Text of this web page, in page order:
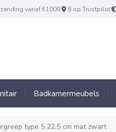
vanaf €1000 8 op Trustpilot
Badkamermeubels
type 5 22,5 cm mat zwart